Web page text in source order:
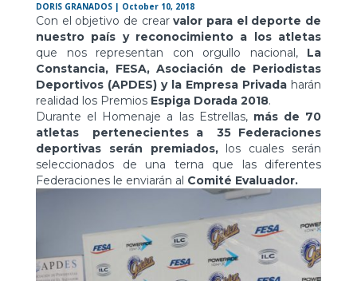
DORIS GRANADOS | October 10, 2018
Con el objetivo de crearvalor para el deporte de
nuestro país y reconocimiento a los atletas
que nos representan con orgullo nacional, La
Constancia, FESA, Asociación de Periodistas
Deportivos (APDES) y la Empresa Privada harán
realidad los Premios Espiga Dorada 2018.
Durante el Homenaje a las Estrellas, más de 70
atletas pertenecientes a 35 Federaciones
deportivas serán premiados,
los cuales serán
seleccionados de una terna que las diferentes
Federaciones le enviarán al Comité Evaluador.